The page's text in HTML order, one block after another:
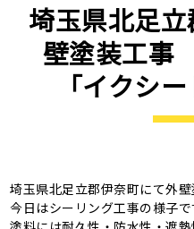
埼玉県北足
壁塗装工事
「イクシ
埼玉県北足立郡伊奈町にて外
今日はシーリング工事の様子で